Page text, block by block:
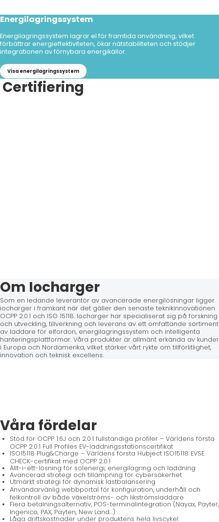
Energilagringssystem
Energilagringssystem lagrar el för framtida användning, vilket
förbättrar energieffektiviteten, ökar nätstabiliteten och stödjer
integrationen av förnybara energikällor.
Visa energilagringssystem
Certifiering
Om Iocharger
Som en ledande leverantör av avancerade energilösningar ligger
iocharger i framkant när det gäller den senaste teknikinnovationen
OCPP 2.0.1 och ISO 15118. Iocharger har specialiserat sig på forskning
och utveckling, tillverkning och leverans av ett omfattande sortiment
av laddare för elfordon, energilagringssystem och intelligenta
hanteringsplattformar. Våra produkter är allmänt erkända av kunder
i Europa och Nordamerika, vilket stärker vårt rykte om tillförlitlighet,
innovation och teknisk excellens.
Våra fördelar
Stöd för OCPP 1.6J och 2.0.1 fullständiga profiler – Världens första
OCPP 2.0.1 Full Profiles EV-laddningsstationscertifikat
ISO15118 Plug&Charge – Världens första Hubject ISO15118 EVSE
CHECK-certifikat med OCPP 2.0.1
Allt-i-ett-lösning för solenergi, energilagring och laddning
Avancerad strategi och tillämpning för cybersäkerhet
Utmärkt strategi för dynamisk lastbalansering
Användarvänlig webbportal för konfiguration, underhåll och
felkontroll av både växelströms- och likströmsladdare
Flera betalningsalternativ, POS-terminalintegration (Nayax, Payter,
Ingenico, PAX, Payten, New Land…)
Låga driftskostnader under produktens hela livscykel